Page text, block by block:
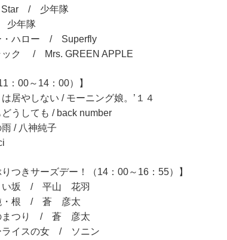
/ 少年隊
年隊
ハロー / Superfly
ク / Mrs. GREEN APPLE
：00～14：00）】
居やしない / モーニング娘。’１４
うしても / back number
/ 八神純子
りつきサーズデー！（14：00～16：55）】
い坂 / 平山 花羽
・根 / 蒼 彦太
まつり / 蒼 彦太
イスの女 / ソニン